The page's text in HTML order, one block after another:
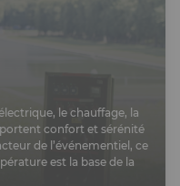
le chauffage, la
confort et sérénité
de l’événementiel, ce
est la base de la